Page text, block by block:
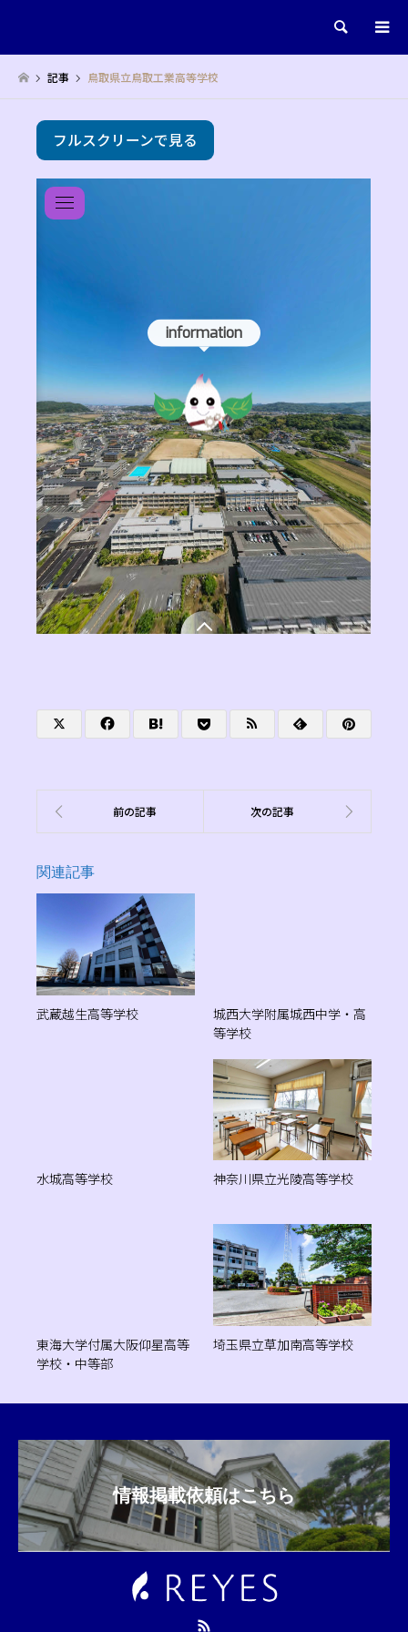
検索
記事 鳥取県立鳥取工業高等学校
フルスクリーンで見る
関連記事
武蔵越生高等学校
城西大学附属城西中学・高
等学校
水城高等学校 神奈川県立光陵高等学校
東海大学付属大阪仰星高等
学校・中等部
埼玉県立草加南高等学校
情報掲載依頼はこちら